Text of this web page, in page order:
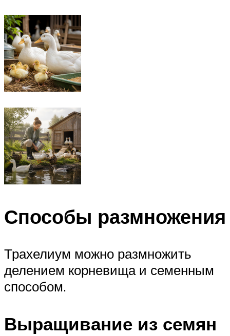
Способы размножения
Трахелиум можно размножить
делением корневища и семенным
способом.
Выращивание из семян